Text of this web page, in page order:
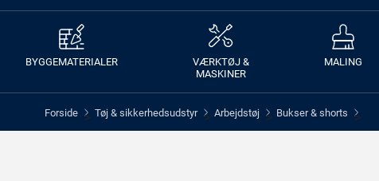
BYGGEMATERIALER
VÆRKTØJ &
MASKINER
MALING
Forside > Tøj & sikkerhedsudstyr > Arbejdstøj > Bukser & shorts >